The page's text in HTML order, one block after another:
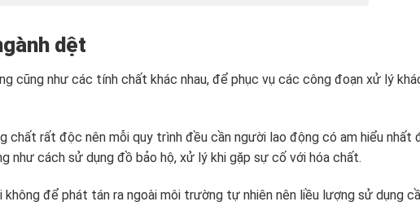
dệt
cũng như các tính chất khác nhau, để phục vụ các công đoạn xử lý
chất rất độc nên mỗi quy trình đều cần người lao động có am hiểu nhất
như cách sử dụng đồ bảo hộ, xử lý khi gặp sự cố với hóa chất.
để phát tán ra ngoài môi trường tự nhiên nên liều lượng sử dụng